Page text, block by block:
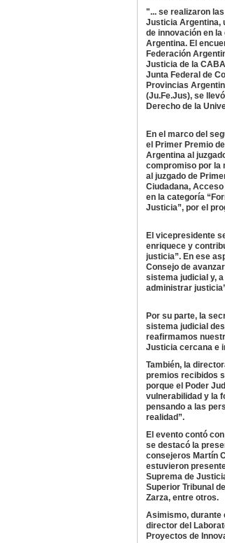
"... se realizaron
Justicia Argentina,
de innovación en
Argentina. El
Federación
Justicia de la
Junta Federal de
Provincias
(Ju.Fe.Jus), se
Derecho de la
En el marco del
el Primer Premio
Argentina al
compromiso por la
al juzgado de
Ciudadana,
en la categoría
Justicia”, por el
El vicepresidente
enriquece y
justicia”. En ese
Consejo de
sistema judicial y,
administrar
Por su parte, la
sistema judicial
reafirmamos
Justicia cercana e
También, la
premios recibidos
porque el Poder
vulnerabilidad y la
pensando a las
realidad”.
El evento contó
se destacó la
consejeros Martín
estuvieron
Suprema de
Superior Tribunal
Zarza, entre otros.
Asimismo, durante
director del
Proyectos de